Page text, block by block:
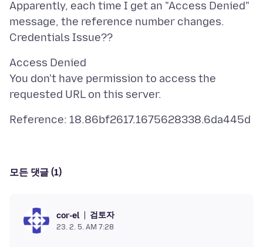
Apparently, each time I get an "Access Denied"
message, the reference number changes.
Access Denied
You don't have permission to access the
모든 댓글 (1)
cor-el 검토자
23. 2. 5. AM 7:28